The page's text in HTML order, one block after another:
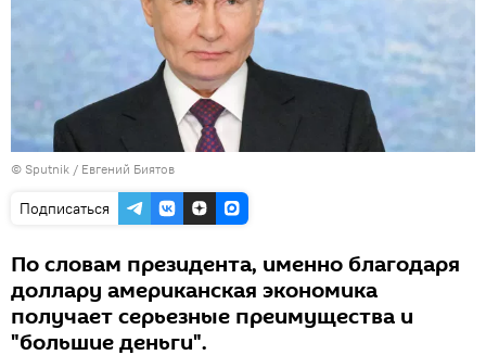
© Sputnik / Евгений Биятов
Подписаться
По словам президента, именно благодаря
доллару американская экономика
получает серьезные преимущества и
"большие деньги".